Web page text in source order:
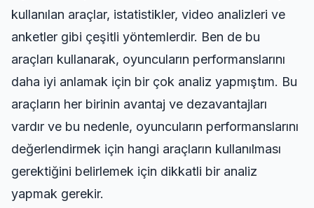
kullanılan araçlar, istatistikler, video analizleri ve
anketler gibi çeşitli yöntemlerdir. Ben de bu
araçları kullanarak, oyuncuların performanslarını
daha iyi anlamak için bir çok analiz yapmıştım. Bu
araçların her birinin avantaj ve dezavantajları
vardır ve bu nedenle, oyuncuların performanslarını
değerlendirmek için hangi araçların kullanılması
gerektiğini belirlemek için dikkatli bir analiz
yapmak gerekir.